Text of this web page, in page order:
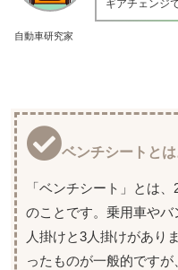
自動車研究家
ギアチェンジ
ベンチシートとは
「ベンチシート」とは
のことです。乗用車や
人掛けと3人掛けがあり
ったものが一般的です